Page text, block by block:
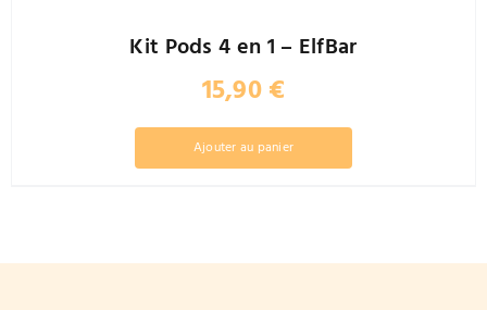
Kit Pods 4 en 1 – ElfBar
15,90€
Ajouter au panier